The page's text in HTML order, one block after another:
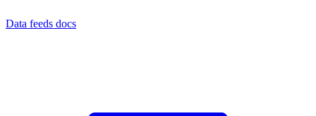
Data feeds docs